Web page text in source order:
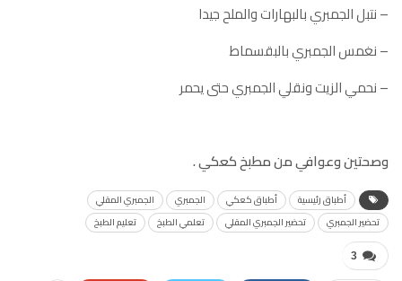
– نتبل الجمبري بالبهارات والملح جيدا
– نغمس الجمبري بالبقسماط
– نحمي الزيت ونقلي الجمبري حتى يحمر
وصحتين وعوافي من مطبخ كعكي .
أطباق رئيسية أطباق كعكي الجمبري
الجمبري المقلي
تحضير الجمبري
تحضير الجمبري المقلي تعلمي الطبخ تعليم الطبخ
3